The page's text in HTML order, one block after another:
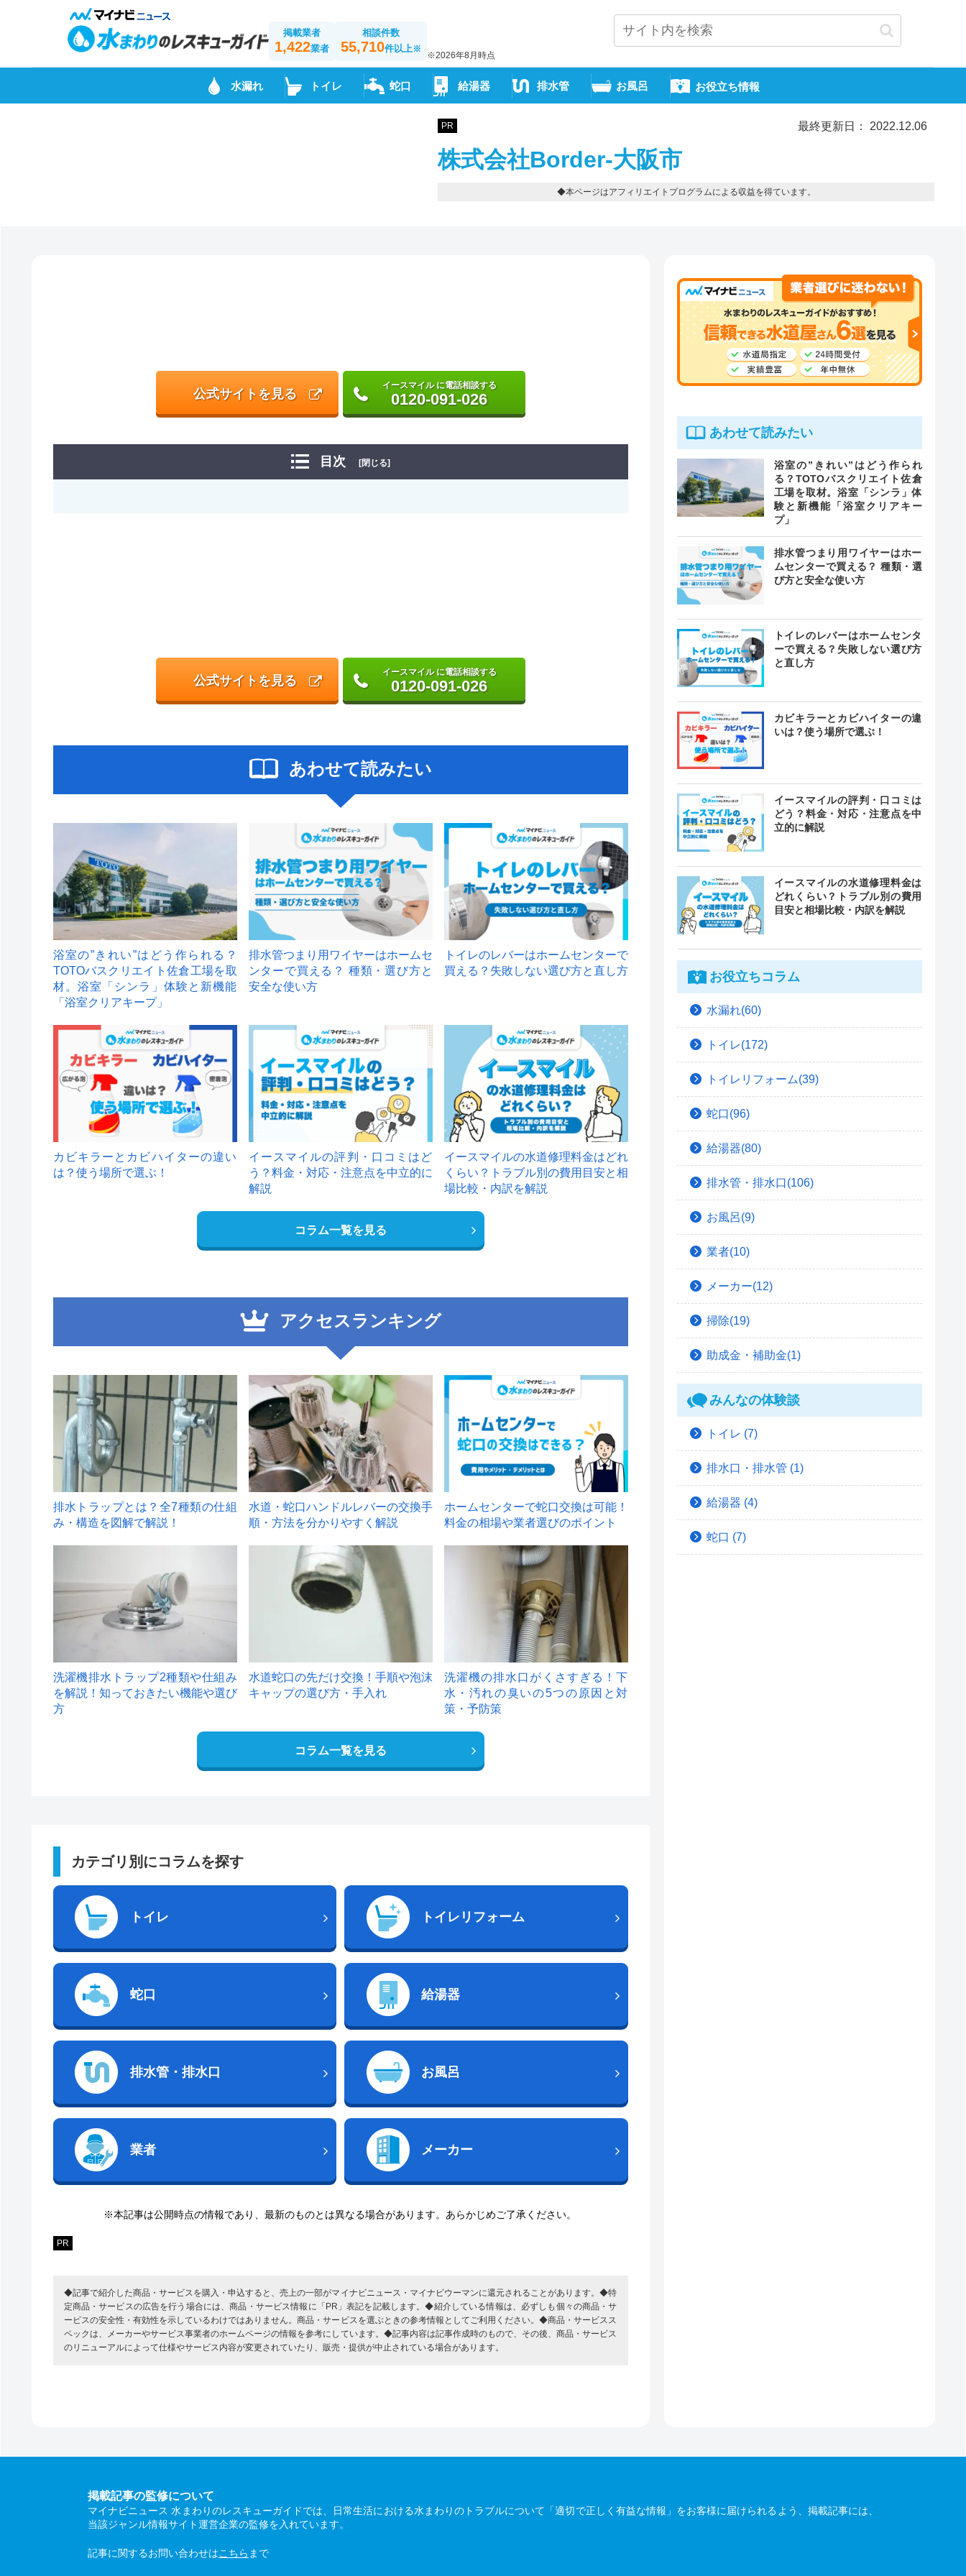
掲載業者
1,422業者
相談件数
55,710件以上※
※2026年8月時点
水漏れ トイレ 蛇口 給湯器 排水管 お風呂 お役立ち情報
PR 最終更新日： 2022.12.06
株式会社Border-大阪市
◆本ページはアフィリエイトプログラムによる収益を得ています。
公式サイトを見る
イースマイル に電話相談する
0120-091-026
目次 [閉じる]
公式サイトを見る
イースマイル に電話相談する
0120-091-026
あわせて読みたい
浴室の”きれい”はどう作られる？
TOTOバスクリエイト佐倉工場を取
材。浴室「シンラ」体験と新機能
「浴室クリアキープ」
排水管つまり用ワイヤーはホームセ
ンターで買える？ 種類・選び方と
安全な使い方
トイレのレバーはホームセンターで
買える？失敗しない選び方と直し方
カビキラーとカビハイターの違い
は？使う場所で選ぶ！
イースマイルの評判・口コミはど
う？料金・対応・注意点を中立的に
解説
イースマイルの水道修理料金はどれ
くらい？トラブル別の費用目安と相
場比較・内訳を解説
コラム一覧を見る
アクセスランキング
1
排水トラップとは？全7種類の仕組
み・構造を図解で解説！
2
水道・蛇口ハンドルレバーの交換手
順・方法を分かりやすく解説
ホームセンターで蛇口交換は可能！
料金の相場や業者選びのポイント
洗濯機排水トラップ2種類や仕組み
を解説！知っておきたい機能や選び
方
水道蛇口の先だけ交換！手順や泡沫
キャップの選び方・手入れ
洗濯機の排水口がくさすぎる！下
水・汚れの臭いの5つの原因と対
策・予防策
コラム一覧を見る
カテゴリ別にコラムを探す
トイレ トイレリフォーム
蛇口 給湯器
排水管・排水口 お風呂
業者 メーカー
※本記事は公開時点の情報であり、最新のものとは異なる場合があります。あらかじめご了承ください。
PR
◆記事で紹介した商品・サービスを購入・申込すると、売上の一部がマイナビニュース・マイナビウーマンに還元されることがあります。◆特
定商品・サービスの広告を行う場合には、商品・サービス情報に「PR」表記を記載します。◆紹介している情報は、必ずしも個々の商品・サ
ービスの安全性・有効性を示しているわけではありません。商品・サービスを選ぶときの参考情報としてご利用ください。◆商品・サービスス
ペックは、メーカーやサービス事業者のホームページの情報を参考にしています。◆記事内容は記事作成時のもので、その後、商品・サービス
のリニューアルによって仕様やサービス内容が変更されていたり、販売・提供が中止されている場合があります。
あわせて読みたい
浴室の”きれい”はどう作られ
る？TOTOバスクリエイト佐倉
工場を取材。浴室「シンラ」体
験と新機能「浴室クリアキー
プ」
排水管つまり用ワイヤーはホー
ムセンターで買える？ 種類・選
び方と安全な使い方
トイレのレバーはホームセンタ
ーで買える？失敗しない選び方
と直し方
カビキラーとカビハイターの違
いは？使う場所で選ぶ！
イースマイルの評判・口コミは
どう？料金・対応・注意点を中
立的に解説
イースマイルの水道修理料金は
どれくらい？トラブル別の費用
目安と相場比較・内訳を解説
お役立ちコラム
水漏れ(60)
トイレ(172)
トイレリフォーム(39)
蛇口(96)
給湯器(80)
排水管・排水口(106)
お風呂(9)
業者(10)
メーカー(12)
掃除(19)
助成金・補助金(1)
みんなの体験談
トイレ (7)
排水口・排水管 (1)
給湯器 (4)
蛇口 (7)
掲載記事の監修について
マイナビニュース 水まわりのレスキューガイドでは、日常生活における水まわりのトラブルについて「適切で正しく有益な情報」をお客様に届けられるよう、掲載記事には、
当該ジャンル情報サイト運営企業の監修を入れています。
記事に関するお問い合わせはこちら まで